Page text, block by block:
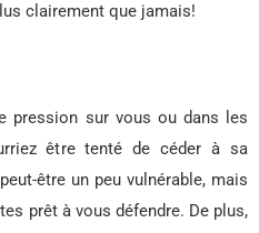
clairement que jamais!
pression sur vous ou dans les
être tenté de céder à sa
être un peu vulnérable, mais
prêt à vous défendre. De plus,